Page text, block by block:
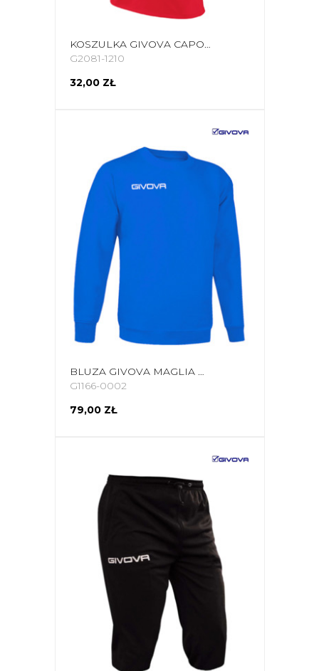
KOSZULKA GIVOVA CAPO MC CZERWONO-CZARNA MAC03 1210
G2081-1210
32,00 ZŁ
BLUZA GIVOVA MAGLIA ONE NIEBIESKA
G1166-0002
79,00 ZŁ